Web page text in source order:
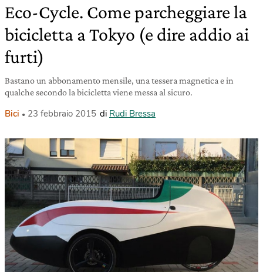
Eco-Cycle. Come parcheggiare la
bicicletta a Tokyo (e dire addio ai
furti)
Bastano un abbonamento mensile, una tessera magnetica e in
qualche secondo la bicicletta viene messa al sicuro.
Bici 23 febbraio 2015 di Rudi Bressa